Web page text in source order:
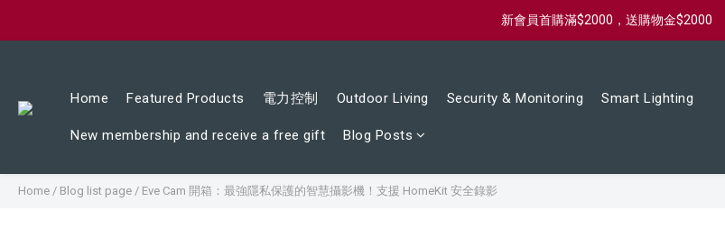
新會員首購滿$2000，送購物金$2000
新會員首購滿$2000，送購物金$2000
新會員首購滿$2000，送購物金$2000
Home Featured Products 電力控制 Outdoor Living Security & Monitoring Smart Lighting
New membership and receive a free gift Blog Posts
Home / Blog list page / Eve Cam 開箱：最強隱私保護的智慧攝影機！支援 HomeKit 安全錄影